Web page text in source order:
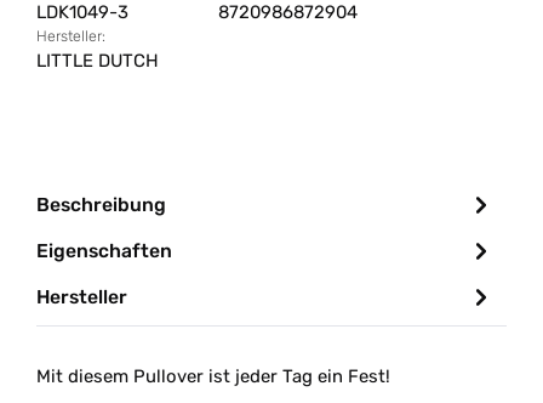
LDK1049-3 8720986872904
Hersteller:
LITTLE DUTCH
Beschreibung
Eigenschaften
Hersteller
Mit diesem Pullover ist jeder Tag ein Fest!